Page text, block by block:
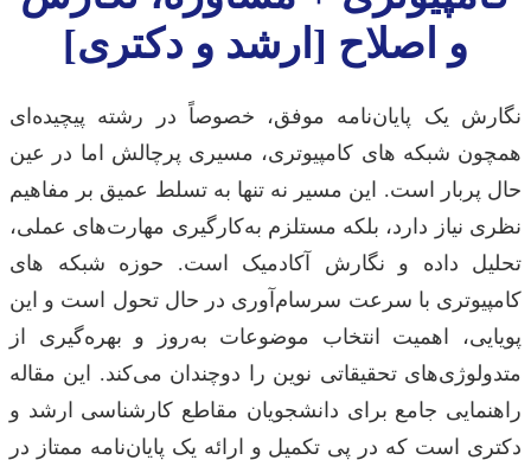
و اصلاح [ارشد و دکتری]
نگارش یک پایان‌نامه موفق، خصوصاً در رشته پیچیده‌ای
همچون شبکه های کامپیوتری، مسیری پرچالش اما در عین
حال پربار است. این مسیر نه تنها به تسلط عمیق بر مفاهیم
نظری نیاز دارد، بلکه مستلزم به‌کارگیری مهارت‌های عملی،
تحلیل داده و نگارش آکادمیک است. حوزه شبکه های
کامپیوتری با سرعت سرسام‌آوری در حال تحول است و این
پویایی، اهمیت انتخاب موضوعات به‌روز و بهره‌گیری از
متدولوژی‌های تحقیقاتی نوین را دوچندان می‌کند. این مقاله
راهنمایی جامع برای دانشجویان مقاطع کارشناسی ارشد و
دکتری است که در پی تکمیل و ارائه یک پایان‌نامه ممتاز در